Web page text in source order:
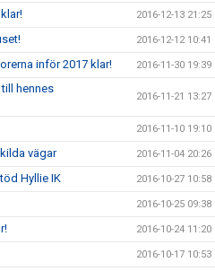
2016-12-13 21:25
2016-12-12 10:41
inför 2017 klar! 2016-11-30 19:39
hennes
2016-11-21 13:27
2016-11-10 19:10
vägar 2016-11-04 20:26
Hyllie IK 2016-10-27 10:58
2016-10-25 09:38
2016-10-24 11:20
2016-10-17 10:53